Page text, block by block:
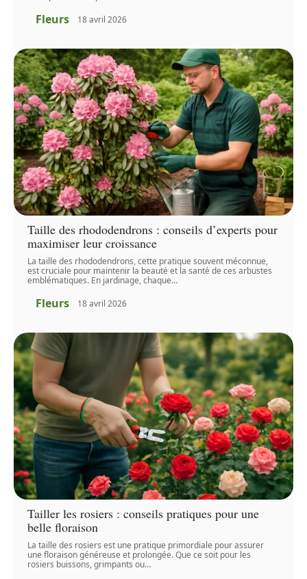
Fleurs 18 avril 2026
Taille des rhododendrons : conseils d’experts pour
maximiser leur croissance
La taille des rhododendrons, cette pratique souvent méconnue,
est cruciale pour maintenir la beauté et la santé de ces arbustes
emblématiques. En jardinage, chaque…
Fleurs 18 avril 2026
Tailler les rosiers : conseils pratiques pour une
belle floraison
La taille des rosiers est une pratique primordiale pour assurer
une floraison généreuse et prolongée. Que ce soit pour les
rosiers buissons, grimpants ou…